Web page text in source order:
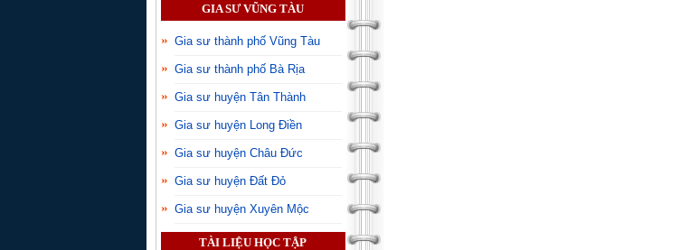
GIA SƯ VŨNG TÀU
Gia sư thành phố Vũng Tàu
Gia sư thành phố Bà Rịa
Gia sư huyện Tân Thành
Gia sư huyện Long Điền
Gia sư huyện Châu Đức
Gia sư huyện Đất Đỏ
Gia sư huyện Xuyên Mộc
TÀI LIỆU HỌC TẬP